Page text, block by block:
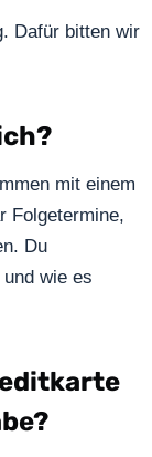
Dafür bitten wir
mit einem
Folgetermine,
Du
wie es